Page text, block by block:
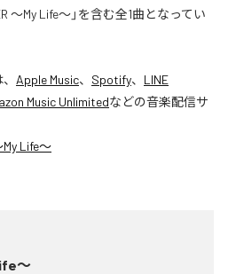
～My Life～」を含む全1曲となってい
Apple Music、 Spotify、 LINE
Music Unlimitedなどの音楽配信サ
My Life～
～